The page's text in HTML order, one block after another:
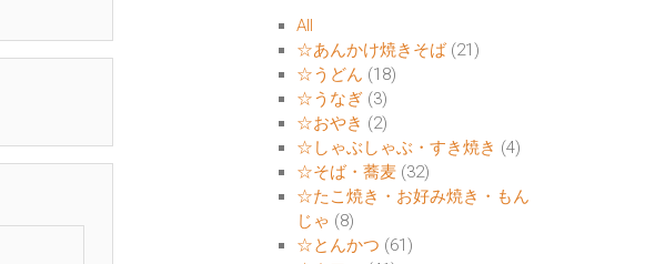
All
☆あんかけ焼きそば (21)
☆うどん (18)
☆うなぎ (3)
☆おやき (2)
☆しゃぶしゃぶ・すき焼き (4)
☆そば・蕎麦 (32)
☆たこ焼き・お好み焼き・もん
じゃ (8)
☆とんかつ (61)